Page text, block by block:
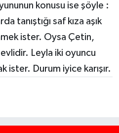
konusu ise şöyle :
tanıştığı saf kıza aşık
ister. Oysa Çetin,
Leyla iki oyuncu
ister. Durum iyice karışır.